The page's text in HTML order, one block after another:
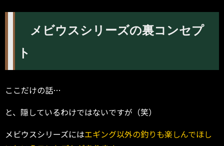
メビウスシリーズの裏コンセプ
ト
ここだけの話…
と、隠しているわけではないですが（笑）
メビウスシリーズにはエギング以外の釣りも楽しんでほし